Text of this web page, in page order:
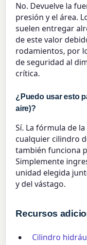
No. Devuelve la
presión y el área.
suelen entregar
de este valor
rodamientos, por
de seguridad al
crítica.
¿Puedo usar esto
aire)?
Sí. La fórmula de
cualquier cilindro
también funciona
Simplemente
unidad elegida
y del vástago.
Recursos
Cilindro